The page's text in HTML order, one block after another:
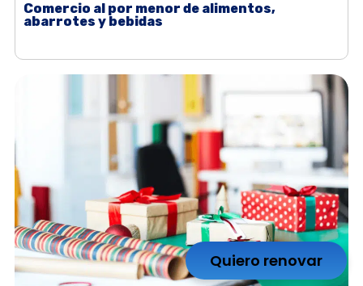
Comercio al por menor de alimentos,
abarrotes y bebidas
Quiero renovar